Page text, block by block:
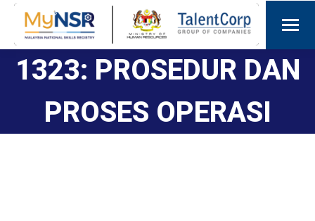
1323: PROSEDUR DAN
PROSES OPERASI